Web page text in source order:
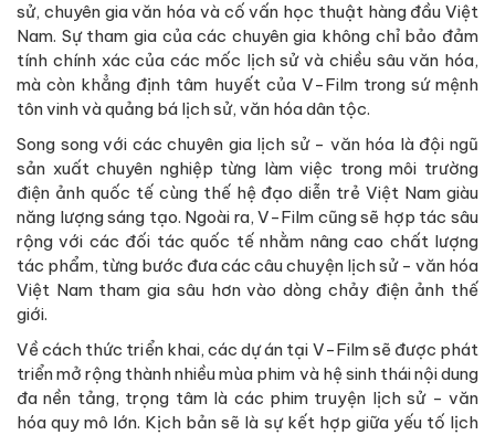
sử, chuyên gia văn hóa và cố vấn học thuật hàng đầu Việt
Nam. Sự tham gia của các chuyên gia không chỉ bảo đảm
tính chính xác của các mốc lịch sử và chiều sâu văn hóa,
mà còn khẳng định tâm huyết của V-Film trong sứ mệnh
tôn vinh và quảng bá lịch sử, văn hóa dân tộc.
Song song với các chuyên gia lịch sử - văn hóa là đội ngũ
sản xuất chuyên nghiệp từng làm việc trong môi trường
điện ảnh quốc tế cùng thế hệ đạo diễn trẻ Việt Nam giàu
năng lượng sáng tạo. Ngoài ra, V-Film cũng sẽ hợp tác sâu
rộng với các đối tác quốc tế nhằm nâng cao chất lượng
tác phẩm, từng bước đưa các câu chuyện lịch sử - văn hóa
Việt Nam tham gia sâu hơn vào dòng chảy điện ảnh thế
giới.
Về cách thức triển khai, các dự án tại V-Film sẽ được phát
triển mở rộng thành nhiều mùa phim và hệ sinh thái nội dung
đa nền tảng, trọng tâm là các phim truyện lịch sử - văn
hóa quy mô lớn. Kịch bản sẽ là sự kết hợp giữa yếu tố lịch